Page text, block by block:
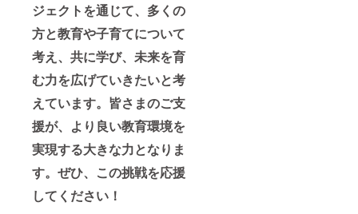
ジェクトを通じて、多くの
方と教育や子育てについて
考え、共に学び、未来を育
む力を広げていきたいと考
えています。皆さまのご支
援が、より良い教育環境を
実現する大きな力となりま
す。ぜひ、この挑戦を応援
してください！